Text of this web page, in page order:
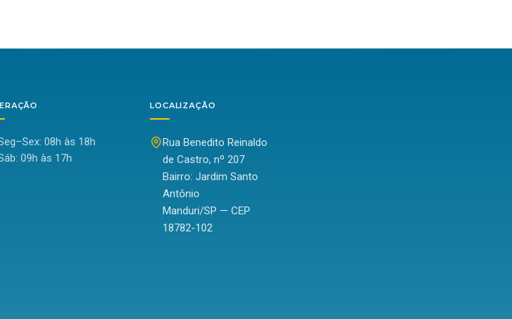
08h às 18h
09h às 17h
LOCALIZAÇÃO
Rua Benedito Reinaldo
de Castro, nº 207
Bairro: Jardim Santo
Antônio
Manduri/SP — CEP
18782-102